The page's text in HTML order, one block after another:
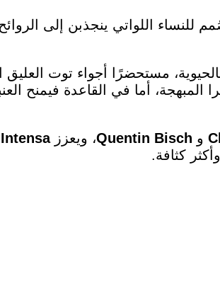
اللواتي ينجذبن إلى
مستحضرًا أجواء توت
أما في القاعدة فيمنح
و Quentin Bisch ، ويعزز
كثافة.